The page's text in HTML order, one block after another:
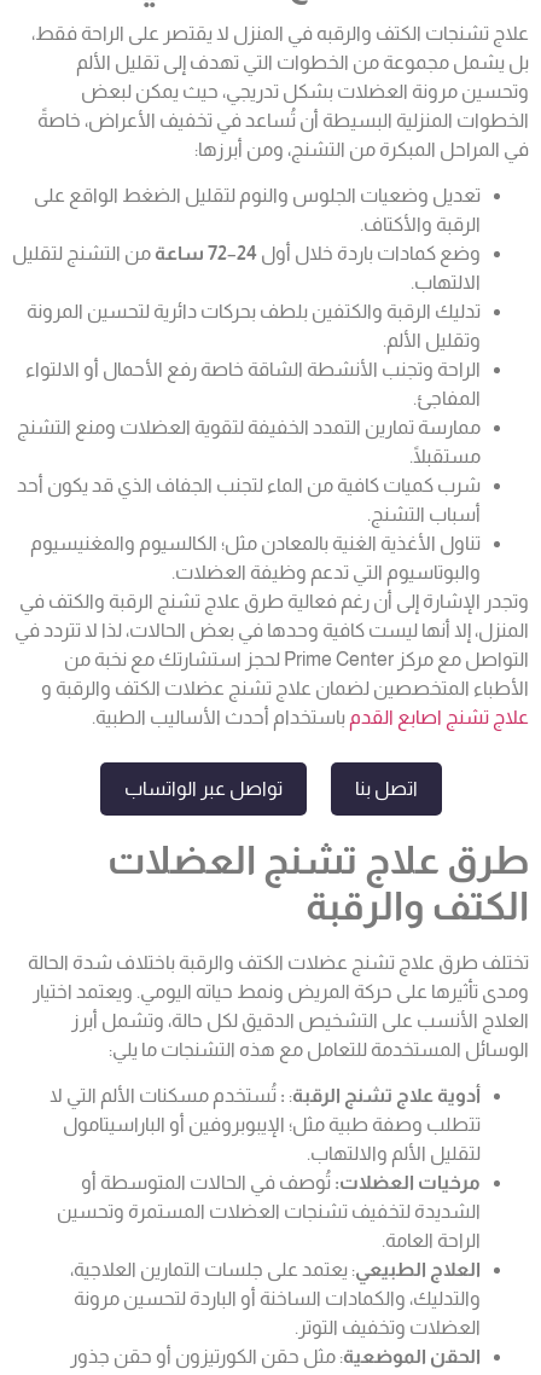
علاج تشنجات الكتف والرقبه في المنزل لا يقتصر على الراحة فقط،
بل يشمل مجموعة من الخطوات التي تهدف إلى تقليل الألم
وتحسين مرونة العضلات بشكل تدريجي، حيث يمكن لبعض
الخطوات المنزلية البسيطة أن تُساعد في تخفيف الأعراض، خاصةً
في المراحل المبكرة من التشنج، ومن أبرزها:
تعديل وضعيات الجلوس والنوم لتقليل الضغط الواقع على
الرقبة والأكتاف.
وضع كمادات باردة خلال أول 24
–72 ساعة
من التشنج لتقليل
الالتهاب.
تدليك الرقبة والكتفين بلطف بحركات دائرية لتحسين المرونة
وتقليل الألم.
الراحة وتجنب الأنشطة الشاقة خاصة رفع الأحمال أو الالتواء
المفاجئ.
ممارسة تمارين التمدد الخفيفة لتقوية العضلات ومنع التشنج
مستقبلًا.
شرب كميات كافية من الماء لتجنب الجفاف الذي قد يكون أحد
أسباب التشنج.
تناول الأغذية الغنية بالمعادن مثل؛ الكالسيوم والمغنيسيوم
والبوتاسيوم التي تدعم وظيفة العضلات.
وتجدر الإشارة إلى أن رغم فعالية طرق علاج تشنج الرقبة والكتف في
المنزل، إلا أنها ليست كافية وحدها في بعض الحالات، لذا لا تتردد في
التواصل مع مركز Prime Center لحجز استشارتك مع نخبة من
الأطباء المتخصصين لضمان علاج تشنج عضلات الكتف والرقبة و
علاج تشنج اصابع القدم باستخدام أحدث الأساليب الطبية.
اتصل بنا تواصل عبر الواتساب
طرق علاج تشنج العضلات
الكتف والرقبة
تختلف طرق علاج تشنج عضلات الكتف والرقبة باختلاف شدة الحالة
ومدى تأثيرها على حركة المريض ونمط حياته اليومي. ويعتمد اختيار
العلاج الأنسب على التشخيص الدقيق لكل حالة، وتشمل أبرز
الوسائل المستخدمة للتعامل مع هذه التشنجات ما يلي:
أدوية علاج تشنج الرقبة:
: تُستخدم مسكنات الألم التي لا
تتطلب وصفة طبية مثل؛ الإيبوبروفين أو الباراسيتامول
لتقليل الألم والالتهاب.
مرخيات العضلات: تُوصف في الحالات المتوسطة أو
الشديدة لتخفيف تشنجات العضلات المستمرة وتحسين
الراحة العامة.
العلاج الطبيعي: يعتمد على جلسات التمارين العلاجية،
والتدليك، والكمادات الساخنة أو الباردة لتحسين مرونة
العضلات وتخفيف التوتر.
الحقن الموضعية: مثل حقن الكورتيزون أو حقن جذور